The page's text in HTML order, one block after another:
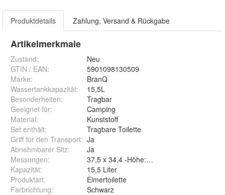
Produktdetails Zahlung, Versand & Rückgabe
Artikelmerkmale
Zustand:
Neu
GTIN / EAN:
5901098130509
Marke:
BranQ
Wassertankkapazität:
15,5L
Besonderheiten:
Tragbar
Geeignet für:
Camping
Material:
Kunststoff
Set enthält:
Tragbare Toilette
Griff für den Transport: Ja
Abnehmbarer Sitz:
Ja
Messungen:
37,5 x 34,4 -Höhe: 26,5 cm
Kapazität:
15,5 Liter
Produktart:
Eimertoilette
Farbrichtung: Schwarz